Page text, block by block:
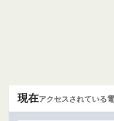
現在アクセスされている